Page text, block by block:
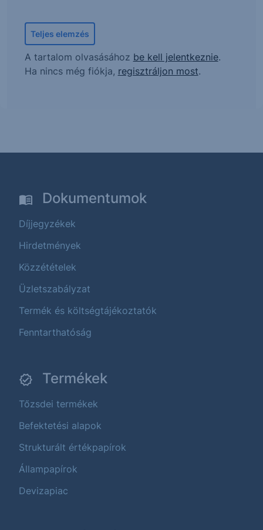
Teljes elemzés
A tartalom olvasásához be kell jelentkeznie.
Ha nincs még fiókja, regisztráljon most.
Dokumentumok
Díjjegyzékek
Hirdetmények
Közzétételek
Üzletszabályzat
Termék és költségtájékoztatók
Fenntarthatóság
Termékek
Tőzsdei termékek
Befektetési alapok
Strukturált értékpapírok
Állampapírok
Devizapiac